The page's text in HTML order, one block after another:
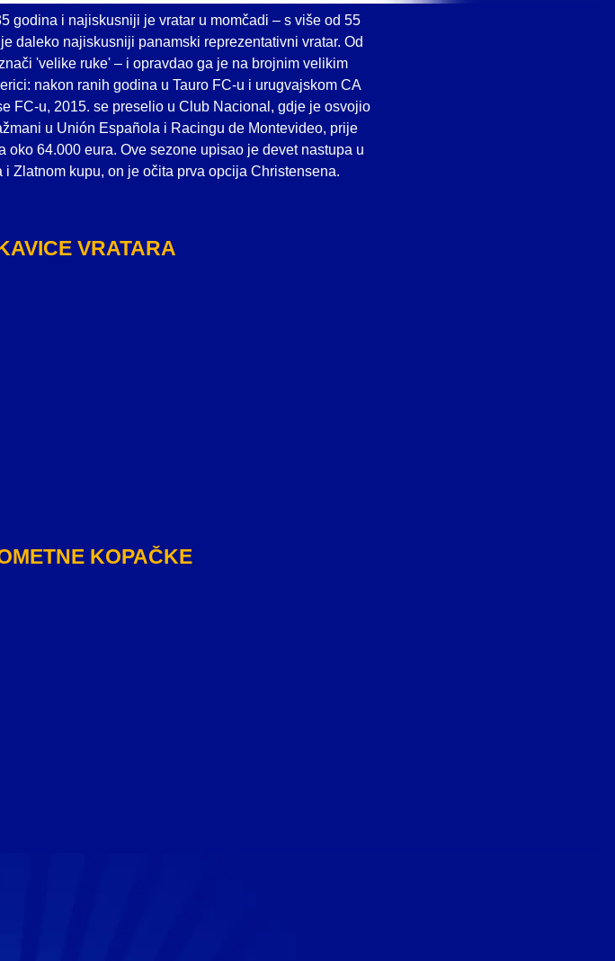
godina i najiskusniji je vratar u momčadi – s više od 55
daleko najiskusniji panamski reprezentativni vratar. Od
'velike ruke' – i opravdao ga je na brojnim velikim
nakon ranih godina u Tauro FC-u i urugvajskom CA
FC-u, 2015. se preselio u Club Nacional, gdje je osvojio
u Unión Española i Racingu de Montevideo, prije
64.000 eura. Ove sezone upisao je devet nastupa u
Zlatnom kupu, on je očita prva opcija Christensena.
VRATARA
KOPAČKE